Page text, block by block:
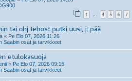
1 … 4 5 6 7
tai ohj tehost putki uusi, j: pää
« Pe Elo 07, 2026 11:26
Saabin osat ja tarvikkeet
etulokasuoja
« Pe Elo 07, 2026 09:15
Saabin osat ja tarvikkeet